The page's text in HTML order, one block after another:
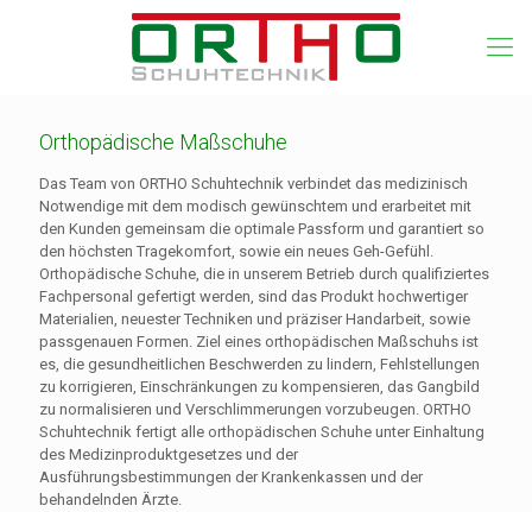
Orthopädische Maßschuhe
Das Team von ORTHO Schuhtechnik verbindet das medizinisch
Notwendige mit dem modisch gewünschtem und erarbeitet mit
den Kunden gemeinsam die optimale Passform und garantiert so
den höchsten Tragekomfort, sowie ein neues Geh-Gefühl.
Orthopädische Schuhe, die in unserem Betrieb durch qualifiziertes
Fachpersonal gefertigt werden, sind das Produkt hochwertiger
Materialien, neuester Techniken und präziser Handarbeit, sowie
passgenauen Formen. Ziel eines orthopädischen Maßschuhs ist
es, die gesundheitlichen Beschwerden zu lindern, Fehlstellungen
zu korrigieren, Einschränkungen zu kompensieren, das Gangbild
zu normalisieren und Verschlimmerungen vorzubeugen. ORTHO
Schuhtechnik fertigt alle orthopädischen Schuhe unter Einhaltung
des Medizinproduktgesetzes und der
Ausführungsbestimmungen der Krankenkassen und der
behandelnden Ärzte.